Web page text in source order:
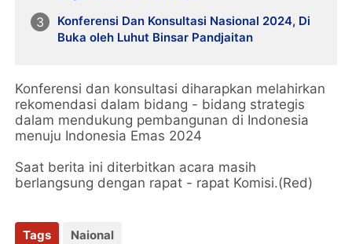
Konferensi Dan Konsultasi Nasional 2024, Di
Buka oleh Luhut Binsar Pandjaitan
Konferensi dan konsultasi diharapkan melahirkan
rekomendasi dalam bidang - bidang strategis
dalam mendukung pembangunan di Indonesia
menuju Indonesia Emas 2024
Saat berita ini diterbitkan acara masih
berlangsung dengan rapat - rapat Komisi.(Red)
Tags Naional